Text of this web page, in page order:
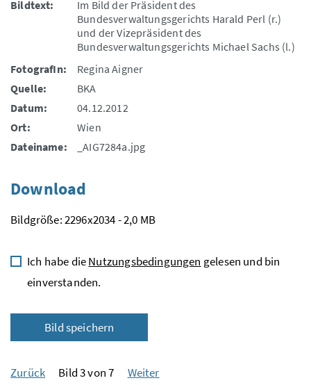
Bildtext:
Im Bild der Präsident des
Bundesverwaltungsgerichts Harald Perl (r.)
und der Vizepräsident des
Bundesverwaltungsgerichts Michael Sachs (l.)
FotografIn:
Regina Aigner
Quelle:
BKA
Datum:
04.12.2012
Ort:
Wien
Dateiname:
_AIG7284a.jpg
Download
Bildgröße: 2296x2034 - 2,0 MB
Ich habe dieNutzungsbedingungen gelesen und bin
einverstanden.
Bild speichern
Zurück Bild 3 von 7 Weiter